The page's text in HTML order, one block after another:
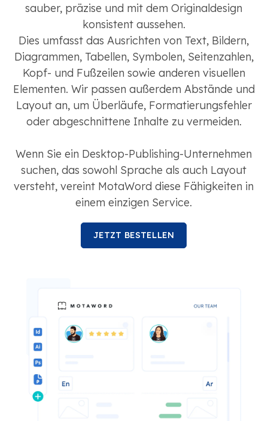
sauber, präzise und mit dem Originaldesign
konsistent aussehen.
Dies umfasst das Ausrichten von Text, Bildern,
Diagrammen, Tabellen, Symbolen, Seitenzahlen,
Kopf- und Fußzeilen sowie anderen visuellen
Elementen. Wir passen außerdem Abstände und
Layout an, um Überläufe, Formatierungsfehler
oder abgeschnittene Inhalte zu vermeiden.
Wenn Sie ein Desktop-Publishing-Unternehmen
suchen, das sowohl Sprache als auch Layout
versteht, vereint MotaWord diese Fähigkeiten in
einem einzigen Service.
JETZT BESTELLEN